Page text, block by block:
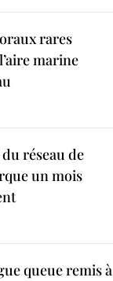
rares
marine
réseau de
un mois
queue remis à